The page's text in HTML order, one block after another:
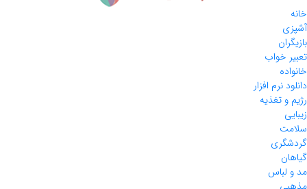
خانه
آشپزی
بازیگران
تعبیر خواب
خانواده
دانلود نرم افزار
رژیم و تغذیه
زیبایی
سلامت
گردشگری
گیاهان
مد و لباس